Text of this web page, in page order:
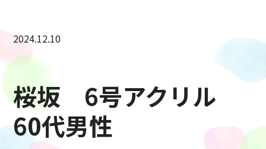
2024.12.10
桜坂 6号アクリル
60代男性